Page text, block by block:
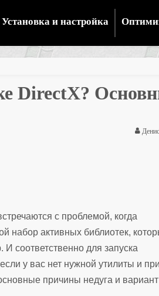
Установка и настройка
DirectX?
с проблемой, когда
набор активных библиотек,
соответственно для запуска
у вас нет нужной утилиты и
причины недуга и